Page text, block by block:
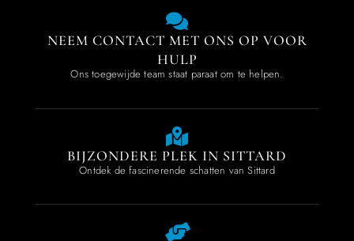
NEEM CONTACT MET ONS OP VOOR
HULP
Ons toegewijde team staat paraat om te helpen.
BIJZONDERE PLEK IN SITTARD
Ontdek de fascinerende schatten van Sittard